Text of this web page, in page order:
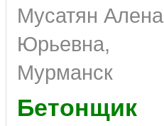
Мусатян Алена
Юрьевна,
Мурманск
Бетонщик